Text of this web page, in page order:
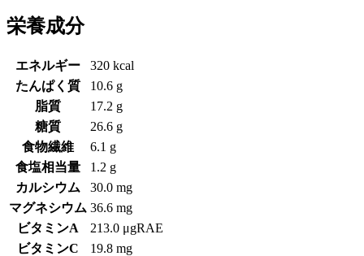
栄養成分
エネルギー
320 kcal
たんぱく質
10.6 g
脂質
17.2 g
糖質
26.6 g
食物繊維
6.1 g
食塩相当量
1.2 g
カルシウム
30.0 mg
マグネシウム 36.6 mg
ビタミンA
213.0 μgRAE
ビタミンC
19.8 mg